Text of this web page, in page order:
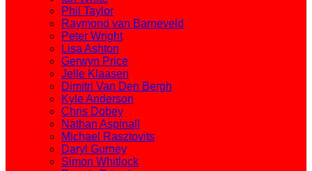
Phil Taylor
Raymond van Barneveld
Peter Wright
Lisa Ashton
Gerwyn Price
Jelle Klaasen
Dimitri Van Den Bergh
Kyle Anderson
Chris Dobey
Nathan Aspinall
Michael Rasztovits
Daryl Gurney
Simon Whitlock